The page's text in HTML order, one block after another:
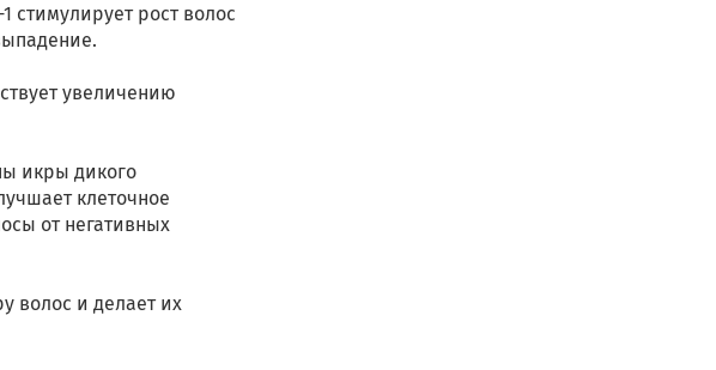
рост волос
увеличению
икры дикого
клеточное
от негативных
волос и делает их